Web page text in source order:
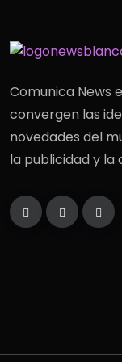
Comunica News
convergen las
novedades del
la publicidad y la